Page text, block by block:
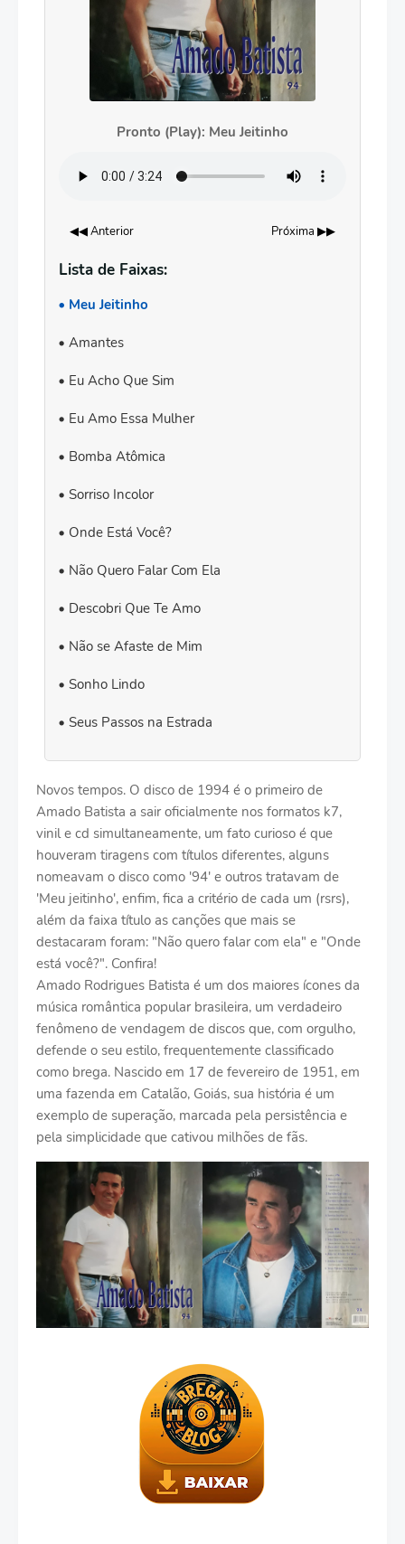
Pronto (Play): Meu Jeitinho
◀◀ Anterior Próxima ▶▶
Lista de Faixas:
Meu Jeitinho
Amantes
Eu Acho Que Sim
Eu Amo Essa Mulher
Bomba Atômica
Sorriso Incolor
Onde Está Você?
Não Quero Falar Com Ela
Descobri Que Te Amo
Não se Afaste de Mim
Sonho Lindo
Seus Passos na Estrada
Novos tempos. O disco de 1994 é o primeiro de
Amado Batista a sair oficialmente nos formatos k7,
vinil e cd simultaneamente, um fato curioso é que
houveram tiragens com títulos diferentes, alguns
nomeavam o disco como '94' e outros tratavam de
'Meu jeitinho', enfim, fica a critério de cada um (rsrs),
além da faixa título as canções que mais se
destacaram foram: "Não quero falar com ela" e "Onde
está você?". Confira!
Amado Rodrigues Batista é um dos maiores ícones da
música romântica popular brasileira, um verdadeiro
fenômeno de vendagem de discos que, com orgulho,
defende o seu estilo, frequentemente classificado
como brega. Nascido em 17 de fevereiro de 1951, em
uma fazenda em Catalão, Goiás, sua história é um
exemplo de superação, marcada pela persistência e
pela simplicidade que cativou milhões de fãs.